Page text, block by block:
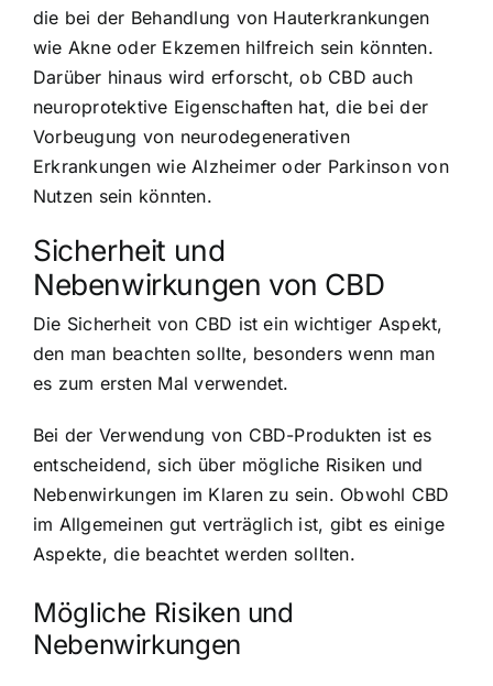
die bei der Behandlung von Hauterkrankungen
wie Akne oder Ekzemen hilfreich sein könnten.
Darüber hinaus wird erforscht, ob CBD auch
neuroprotektive Eigenschaften hat, die bei der
Vorbeugung von neurodegenerativen
Erkrankungen wie Alzheimer oder Parkinson von
Nutzen sein könnten.
Sicherheit und
Nebenwirkungen von CBD
Die Sicherheit von CBD ist ein wichtiger Aspekt,
den man beachten sollte, besonders wenn man
es zum ersten Mal verwendet.
Bei der Verwendung von CBD-Produkten ist es
entscheidend, sich über mögliche Risiken und
Nebenwirkungen im Klaren zu sein. Obwohl CBD
im Allgemeinen gut verträglich ist, gibt es einige
Aspekte, die beachtet werden sollten.
Mögliche Risiken und
Nebenwirkungen